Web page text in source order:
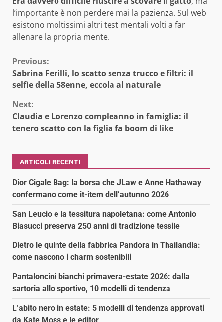
l’importante è non perdere mai la pazienza. Sul web
esistono moltissimi altri test mentali volti a far
allenare la propria mente.
Continue
Reading
Previous:
Sabrina Ferilli, lo scatto senza trucco e filtri: il
selfie della 58enne, eccola al naturale
Next:
Claudia e Lorenzo compleanno in famiglia: il
tenero scatto con la figlia fa boom di like
ARTICOLI RECENTI
Dior Cigale Bag: la borsa che JLaw e Anne Hathaway
confermano come it-item dell’autunno 2026
San Leucio e la tessitura napoletana: come Antonio
Biasucci preserva 250 anni di tradizione tessile
Dietro le quinte della fabbrica Pandora in Thailandia:
come nascono i charm sostenibili
Pantaloncini bianchi primavera-estate 2026: dalla
sartoria allo sportivo, 10 modelli di tendenza
L’abito nero in estate: 5 modelli di tendenza approvati
da Kate Moss e le editor